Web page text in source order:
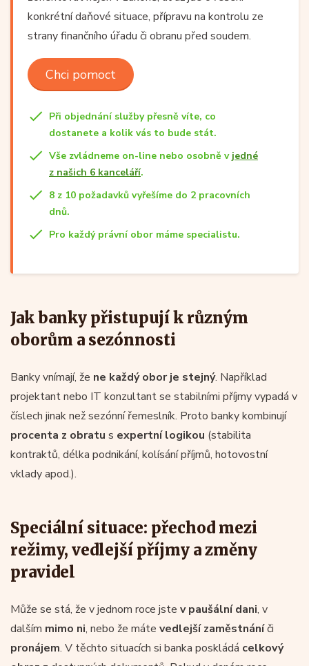
konkrétní daňové situace, přípravu na kontrolu ze
strany finančního úřadu či obranu před soudem.
Chci pomoct
Při objednání služby přesně víte, co
dostanete a kolik vás to bude stát.
Vše zvládneme on-line nebo osobně v jedné
z našich 6 kanceláří.
8 z 10 požadavků vyřešíme do 2 pracovních
dnů.
Pro každý právní obor máme specialistu.
Jak banky přistupují k různým
oborům a sezónnosti
Banky vnímají, že ne každý obor je stejný. Například
projektant nebo IT konzultant se stabilními příjmy vypadá v
číslech jinak než sezónní řemeslník. Proto banky kombinují
procenta z obratu s expertní logikou (stabilita
kontraktů, délka podnikání, kolísání příjmů, hotovostní
vklady apod.).
Speciální situace: přechod mezi
režimy, vedlejší příjmy a změny
pravidel
Může se stá, že v jednom roce jste v paušální dani, v
dalším mimo ni, nebo že máte vedlejší zaměstnáníči
pronájem. V těchto situacích si banka poskládá celkový